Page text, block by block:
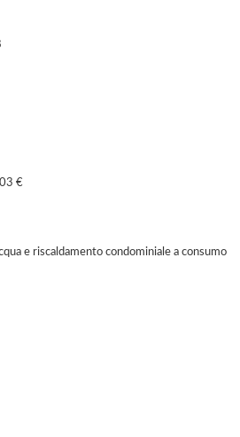
€
e riscaldamento condominiale a consumo